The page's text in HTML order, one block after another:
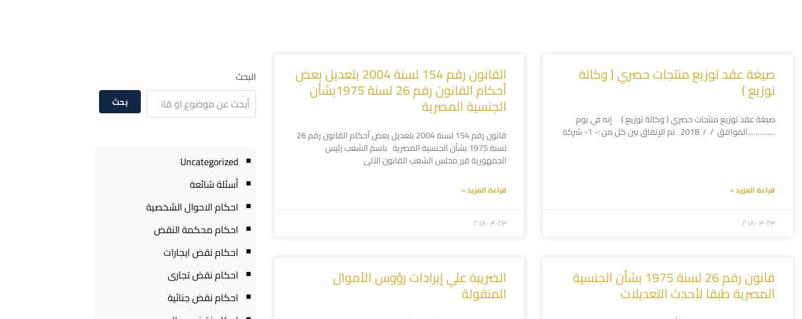
صيغة عقد توزيع منتجات حصري ( وكالة
توزيع )
صيغة عقد توزيع منتجات حصري ( وكالة توزيع ) إنه في يوم
…………..الموافق / / 2018 تم الإتفاق بين كل من :- 1- شركة
قراءة المزيد »
۲۰۱۸-۰۳-۲۳
القانون رقم 154 لسنة 2004‏ بتعديل بعض
أحكام القانون رقم 26 لسنة 1975‏بشأن
الجنسية المصرية
قانون رقم 154 لسنة 2004 بتعديل بعض أحكام القانون رقم 26
لسنة 1975 بشأن الجنسية المصرية باسم الشعب رئيس
الجمهورية قرر مجلس الشعب القانون الآتى
قراءة المزيد »
۲۰۱۸-۰۳-۲۳
قانون رقم 26 لسنة 1975 بشأن الجنسية
المصرية طبقا لأحدث التعديلات
الضريبة علي إيرادات رؤوس الأموال
المنقولة
البحث
بحث
Uncategorized
أسئلة شائعة
احكام الاحوال الشخصية
احكام محكمة النقض
احكام نقض ايجارات
احكام نقض تجارى
احكام نقض جنائية